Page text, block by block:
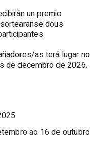
un premio
dous
as terá lugar no
de decembro de 2026.
ao 16 de outubro